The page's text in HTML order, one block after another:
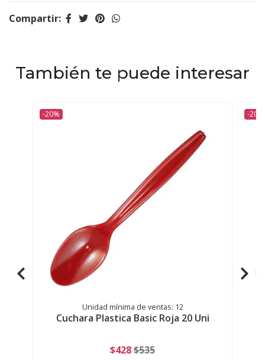
Compartir:
También te puede interesar
-20%
Unidad mínima de ventas: 12
Cuchara Plastica Basic Roja 20 Uni
$428$535
-20%